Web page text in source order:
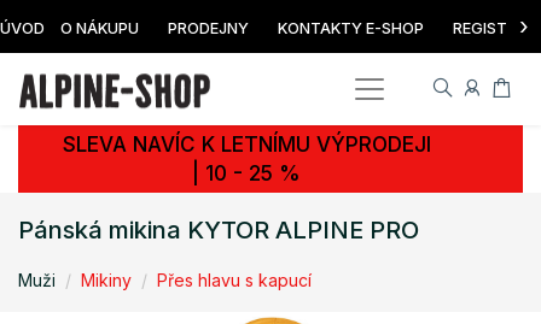
ÚVOD O NÁKUPU PRODEJNY KONTAKTY E-SHOP ›
SLEVA NAVÍC K LETNÍMU VÝPRODEJI
| 10 - 25 %
Pánská mikina KYTOR ALPINE PRO
Muži Mikiny Přes hlavu s kapucí